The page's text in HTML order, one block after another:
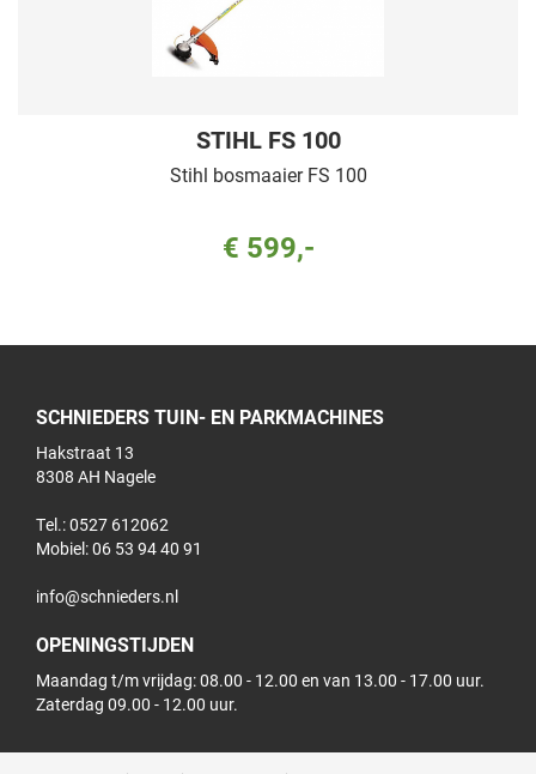
STIHL FS 100
Stihl bosmaaier FS 100
€ 599,-
SCHNIEDERS TUIN- EN PARKMACHINES
Hakstraat 13
8308 AH Nagele
Tel.: 0527 612062
Mobiel:06 53 94 40 91
info@schnieders.nl
OPENINGSTIJDEN
Maandag t/m vrijdag: 08.00 - 12.00 en van 13.00 - 17.00 uur.
Zaterdag 09.00 - 12.00 uur.